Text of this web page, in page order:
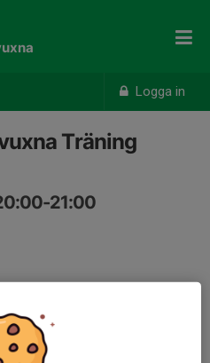
Logga in
Träning
21:00